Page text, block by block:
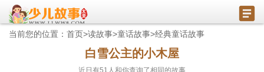
当前您的位置： 首页>读故事>童话故事>经典童话故事
白雪公主的小木屋
近日有51 人和你查询了相同的故事